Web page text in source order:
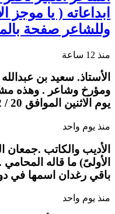
ابداعاته ( يا موجز
وللشاعر صفحة
منذ 12 ساعة
الأستاذ. سعيد بن
ومؤرخ وشاعر . وهذه
يوم الاثنين الموافق 20 / 2/ 1448هـ .
منذ يوم واحد
الأديب والكاتب .جمعان
الأولىً) ما قاله
باقي رغدان اسمها في
منذ يوم واحد